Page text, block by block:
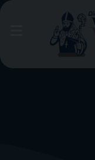
Skip